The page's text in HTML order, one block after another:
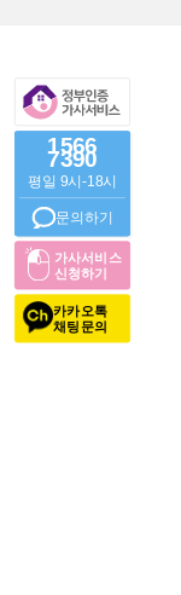
1566
7390
평일 9시-18시
문의하기
가사서비스
신청하기
카카오톡
채팅문의